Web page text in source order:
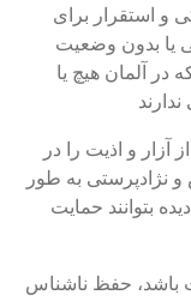
استقرار برای
یا بدون وضعیت
در آلمان هیچ یا
و اذیت را در
نژادپرستی به طور
بتوانند حمایت
باشد، حفظ ناشناس